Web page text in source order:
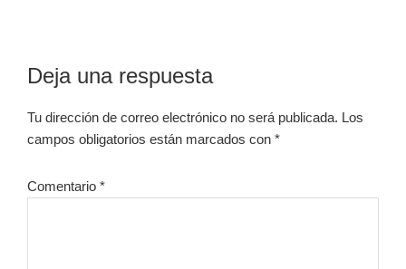
Interacciones
con
los
Deja una respuesta
Tu dirección de correo electrónico no será publicada. Los
campos obligatorios están marcados con *
Comentario *